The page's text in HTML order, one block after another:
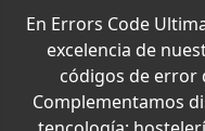
En Errors Code
excelencia de
códigos de error
Complementamos